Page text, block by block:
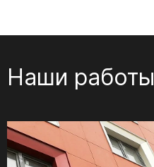
Наши работы